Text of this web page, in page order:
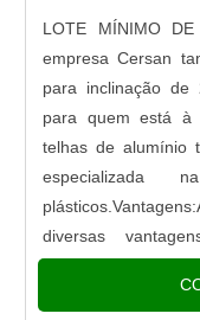
LOTE MÍNIMO
empresa Cersan
para inclinação de
para quem está à
telhas de alumínio
especializada
diversas
desenvolvidas
que significa que